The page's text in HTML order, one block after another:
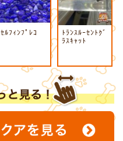
ｾﾙﾌｨﾝﾌﾟﾚｺ
ﾄﾗﾝｽﾙｰｾﾝﾄｸﾞ
ﾗｽｷｬｯﾄ